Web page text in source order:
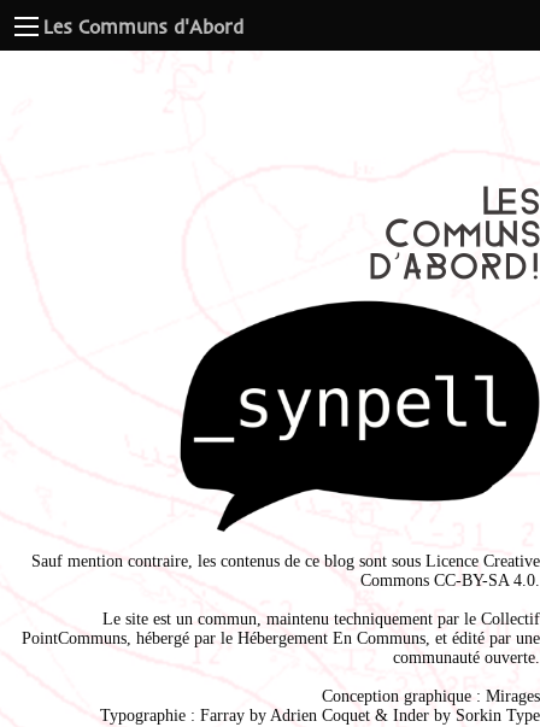
Les Communs d'Abord
Sauf mention contraire, les contenus de ce blog sont sous Licence Creative
Commons CC-BY-SA 4.0.
Le site est un commun, maintenu techniquement par le Collectif
PointCommuns, hébergé par le Hébergement En Communs, et édité par une
communauté ouverte.
Conception graphique : Mirages
Typographie : Farray by Adrien Coquet & Inder by Sorkin Type